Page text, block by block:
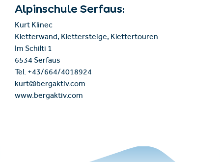
Alpinschule Serfaus:
Kurt Klinec
Kletterwand, Klettersteige, Klettertouren
Im Schilti 1
6534 Serfaus
Tel. +43/664/4018924
kurt@bergaktiv.com
www.bergaktiv.com